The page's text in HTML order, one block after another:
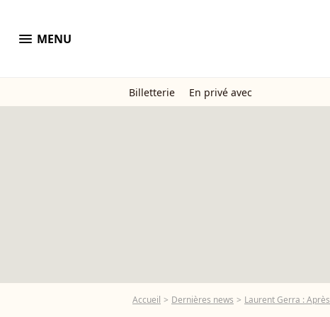
menu MENU
Billetterie En privé avec
Accueil Dernières news Laurent Gerra :